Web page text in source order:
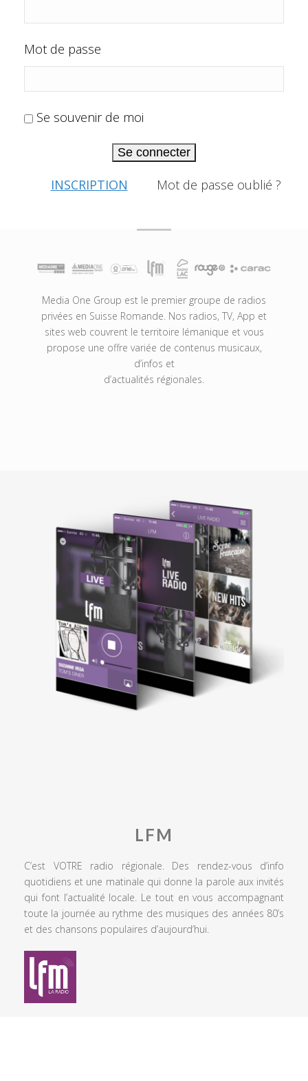
Mot de passe
Se souvenir de moi
Se connecter
INSCRIPTION Mot de passe oublié ?
Media One Group est le premier groupe de radios
privées en Suisse Romande. Nos radios, TV, App et
sites web couvrent le territoire lémanique et vous
propose une offre variée de contenus musicaux,
d’infos et
d’actualités régionales.
LFM
C’est VOTRE radio régionale. Des rendez-vous d’info
quotidiens et une matinale qui donne la parole aux invités
qui font l’actualité locale. Le tout en vous accompagnant
toute la journée au rythme des musiques des années 80’s
et des chansons populaires d’aujourd’hui.